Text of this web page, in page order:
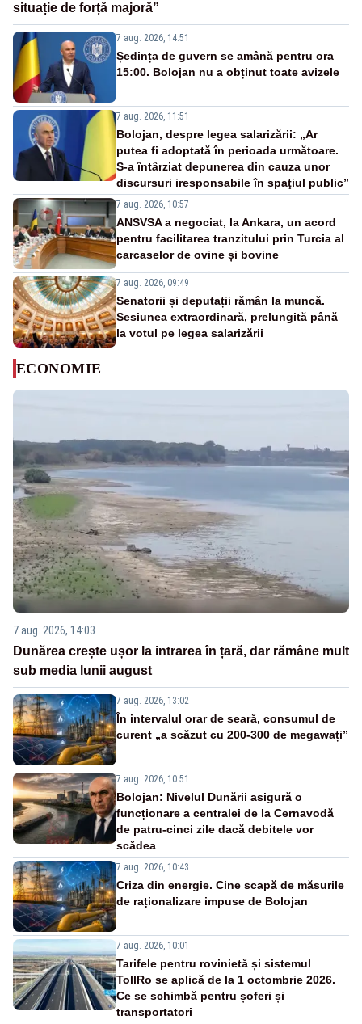
situație de forță majoră”
7 aug. 2026, 14:51
Ședința de guvern se amână pentru ora
15:00. Bolojan nu a obținut toate avizele
7 aug. 2026, 11:51
Bolojan, despre legea salarizării: „Ar
putea fi adoptată în perioada următoare.
S-a întârziat depunerea din cauza unor
discursuri iresponsabile în spaţiul public”
7 aug. 2026, 10:57
ANSVSA a negociat, la Ankara, un acord
pentru facilitarea tranzitului prin Turcia al
carcaselor de ovine și bovine
7 aug. 2026, 09:49
Senatorii și deputații rămân la muncă.
Sesiunea extraordinară, prelungită până
la votul pe legea salarizării
ECONOMIE
7 aug. 2026, 14:03
Dunărea crește ușor la intrarea în țară, dar rămâne mult
sub media lunii august
7 aug. 2026, 13:02
În intervalul orar de seară, consumul de
curent „a scăzut cu 200-300 de megawați”
7 aug. 2026, 10:51
Bolojan: Nivelul Dunării asigură o
funcționare a centralei de la Cernavodă
de patru-cinci zile dacă debitele vor
scădea
7 aug. 2026, 10:43
Criza din energie. Cine scapă de măsurile
de raționalizare impuse de Bolojan
7 aug. 2026, 10:01
Tarifele pentru rovinietă și sistemul
TollRo se aplică de la 1 octombrie 2026.
Ce se schimbă pentru șoferi și
transportatori